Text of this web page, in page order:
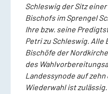
Schleswig der Sitz
Bischofs im Sprengel
Ihre bzw. seine
Petri zu Schleswig. Alle
Bischöfe der
des
Landessynode auf
Wiederwahl ist zulässig.